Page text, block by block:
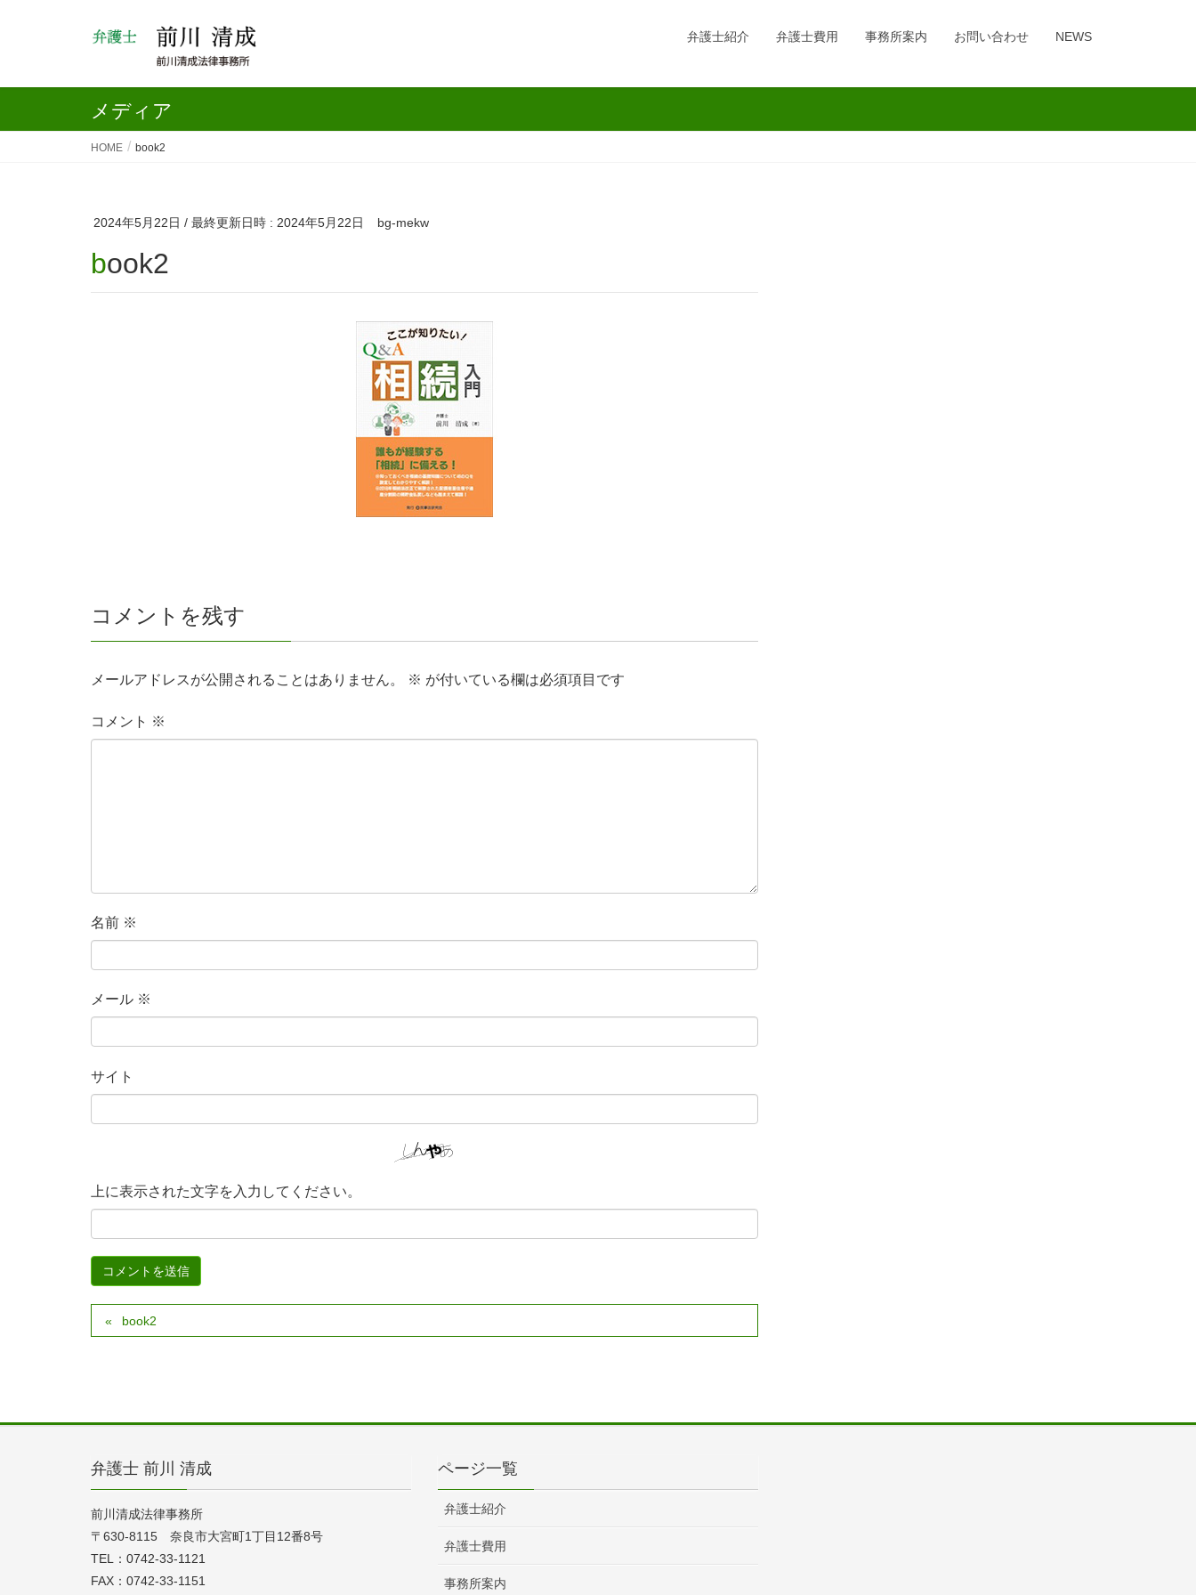
弁護士紹介 弁護士費用 事務所案内 お問い合わせ NEWS
メディア
HOME book2
2024年5月22日 / 最終更新日時 : 2024年5月22日 bg-mekw
book2
コメントを残す
メールアドレスが公開されることはありません。 ※ が付いている欄は必須項目です
コメント ※
名前 ※
メール ※
サイト
上に表示された文字を入力してください。
book2
弁護士 前川 清成
前川清成法律事務所
〒630-8115 奈良市大宮町1丁目12番8号
TEL：0742-33-1121
FAX：0742-33-1151
ページ一覧
弁護士紹介
弁護士費用
事務所案内